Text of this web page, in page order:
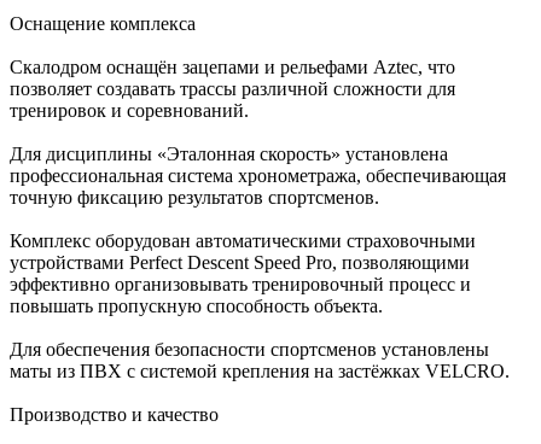
Оснащение комплекса
Скалодром оснащён зацепами и рельефами Aztec, что
позволяет создавать трассы различной сложности для
тренировок и соревнований.
Для дисциплины «Эталонная скорость» установлена
профессиональная система хронометража, обеспечивающая
точную фиксацию результатов спортсменов.
Комплекс оборудован автоматическими страховочными
устройствами Perfect Descent Speed Pro, позволяющими
эффективно организовывать тренировочный процесс и
повышать пропускную способность объекта.
Для обеспечения безопасности спортсменов установлены
маты из ПВХ с системой крепления на застёжках VELCRO.
Производство и качество